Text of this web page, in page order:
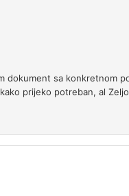
sa konkretnom
prijeko potreban, al